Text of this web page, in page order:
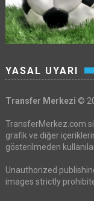
YASAL UYARI
Transfer Merkezi ©
TransferMerkez.com
grafik ve diğer
gösterilmeden
Unauthorized
images strictly